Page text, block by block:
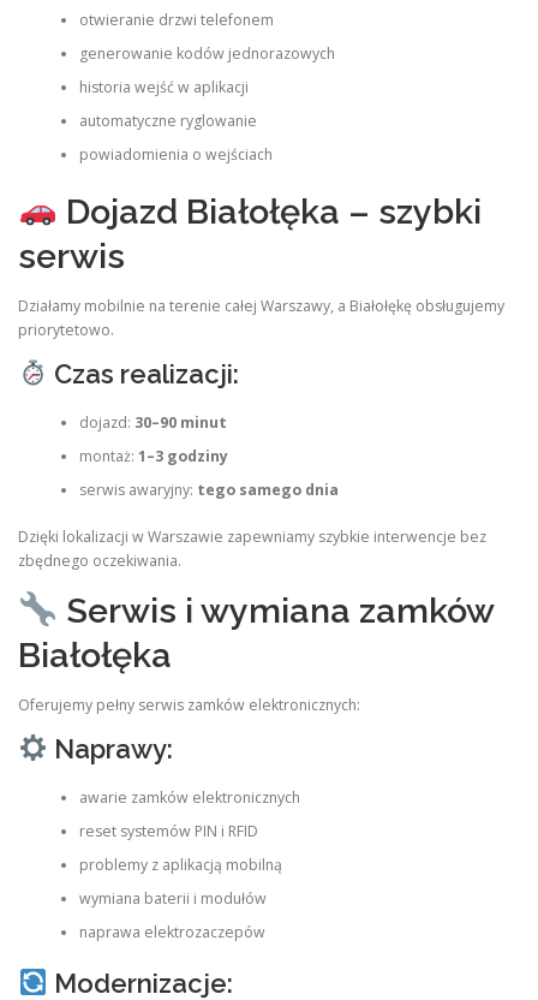
otwieranie drzwi telefonem
generowanie kodów jednorazowych
historia wejść w aplikacji
automatyczne ryglowanie
powiadomienia o wejściach
Dojazd Białołęka – szybki
serwis
Działamy mobilnie na terenie całej Warszawy, a Białołękę obsługujemy
priorytetowo.
Czas realizacji:
dojazd: 30–90 minut
montaż: 1–3 godziny
serwis awaryjny: tego samego dnia
Dzięki lokalizacji w Warszawie zapewniamy szybkie interwencje bez
zbędnego oczekiwania.
Serwis i wymiana zamków
Białołęka
Oferujemy pełny serwis zamków elektronicznych:
Naprawy:
awarie zamków elektronicznych
reset systemów PIN i RFID
problemy z aplikacją mobilną
wymiana baterii i modułów
naprawa elektrozaczepów
Modernizacje: